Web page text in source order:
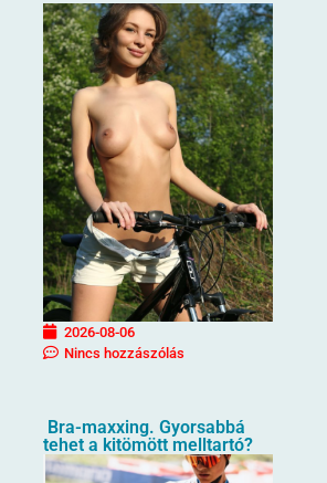
2026-08-06
Nincs hozzászólás
Bra-maxxing. Gyorsabbá
tehet a kitömött melltartó?